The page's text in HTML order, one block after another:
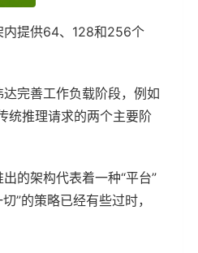
内提供64、128和256个
完善工作负载阶段，例如
统推理请求的两个主要阶
的架构代表着一种“平台”
”的策略已经有些过时，